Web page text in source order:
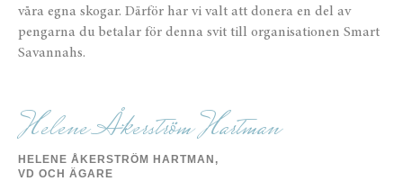
våra egna skogar. Därför har vi valt att donera en del av
pengarna du betalar för denna svit till organisationen Smart
Savannahs.
Helene Åkerström Hartman
HELENE ÅKERSTRÖM HARTMAN,
VD OCH ÄGARE